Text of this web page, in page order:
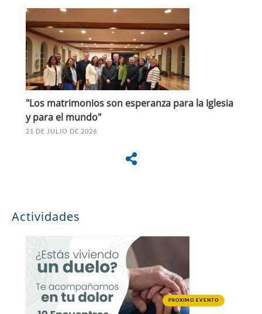
"Los matrimonios son esperanza para la Iglesia
y para el mundo"
21 DE JULIO DE 2026
Actividades
PROXIMO EVENTO